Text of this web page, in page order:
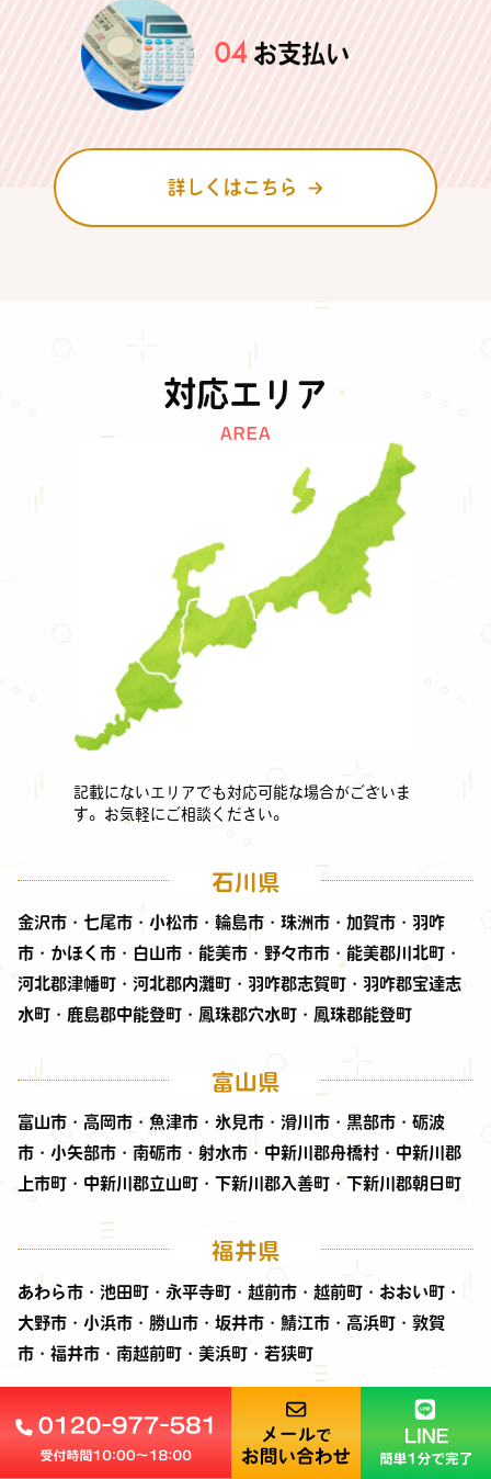
04 お支払い
詳しくはこちら
対応エリア
AREA
記載にないエリアでも対応可能な場合がございま
す。お気軽にご相談ください。
石川県
金沢市・七尾市・小松市・輪島市・珠洲市・加賀市・羽咋
市・かほく市・白山市・能美市・野々市市・能美郡川北町・
河北郡津幡町・河北郡内灘町・羽咋郡志賀町・羽咋郡宝達志
水町・鹿島郡中能登町・鳳珠郡穴水町・鳳珠郡能登町
富山県
富山市・高岡市・魚津市・氷見市・滑川市・黒部市・砺波
市・小矢部市・南砺市・射水市・中新川郡舟橋村・中新川郡
上市町・中新川郡立山町・下新川郡入善町・下新川郡朝日町
福井県
あわら市・池田町・永平寺町・越前市・越前町・おおい町・
大野市・小浜市・勝山市・坂井市・鯖江市・高浜町・敦賀
市・福井市・南越前町・美浜町・若狭町
新潟県
阿賀野市・阿賀町・粟島浦村・出雲崎町・糸魚川市・魚沼